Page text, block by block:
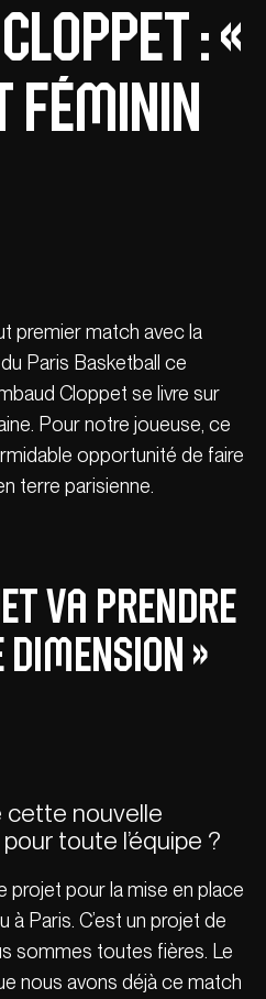
: «
féminin
premier match avec la
Paris Basketball ce
Cloppet se livre sur
Pour notre joueuse, ce
opportunité de faire
terre parisienne.
va prendre
»
cette nouvelle
toute l’équipe ?
projet pour la mise en place
à Paris. C’est un projet de
sommes toutes fières. Le
nous avons déjà ce match